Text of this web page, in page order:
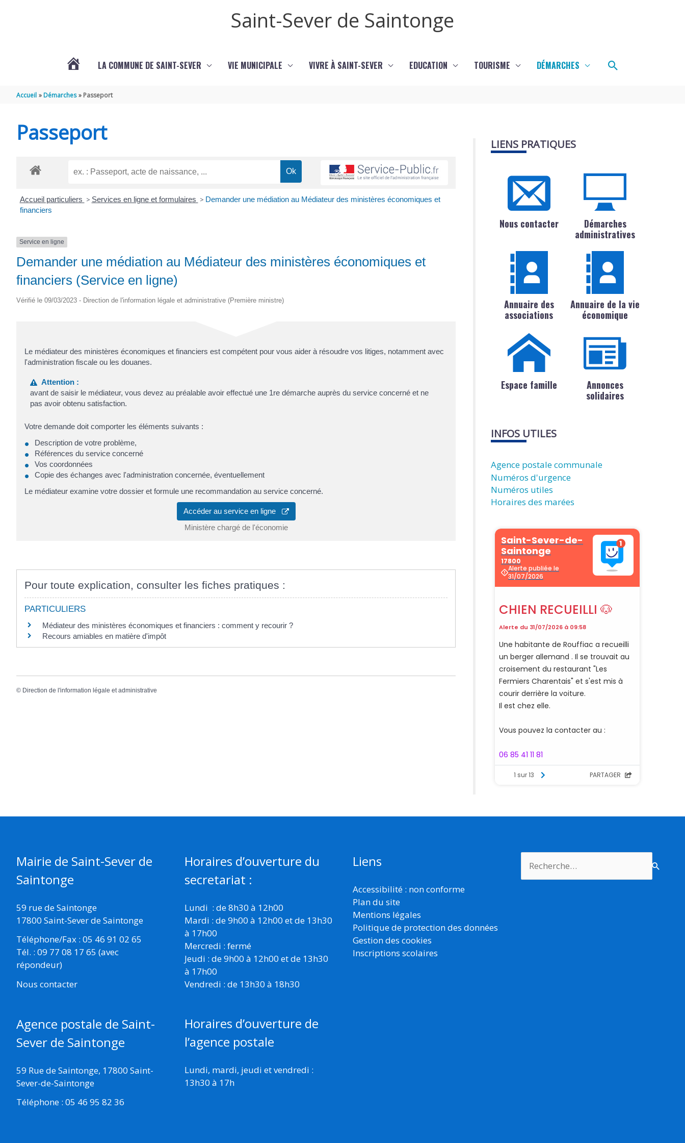
Saint-Sever de Saintonge
SAINT-
SAINTONGE
LA COMMUNE DE SAINT-SEVER VIE MUNICIPALE VIVRE À SAINT-SEVER EDUCATION TOURISME DÉMARCHES Rechercher
Accueil Démarches Passeport
Passeport
Accueil particuliers > Services en ligne et formulaires > Demander une médiation au Médiateur des ministères économiques et
financiers
Service en ligne
Demander une médiation au Médiateur des ministères économiques et
financiers (Service en ligne)
Vérifié le 09/03/2023 - Direction de l'information légale et administrative (Première ministre)
Le médiateur des ministères économiques et financiers est compétent pour vous aider à résoudre vos litiges, notamment avec
l'administration fiscale ou les douanes.
Attention :
avant de saisir le médiateur, vous devez au préalable avoir effectué une 1re démarche auprès du service concerné et ne
pas avoir obtenu satisfaction.
Votre demande doit comporter les éléments suivants :
Description de votre problème,
Références du service concerné
Vos coordonnées
Copie des échanges avec l'administration concernée, éventuellement
Le médiateur examine votre dossier et formule une recommandation au service concerné.
Accéder au service en ligne
Ministère chargé de l'économie
Pour toute explication, consulter les fiches pratiques :
PARTICULIERS
Médiateur des ministères économiques et financiers : comment y recourir ?
Recours amiables en matière d'impôt
© Direction de l'information légale et administrative
LIENS PRATIQUES
Nous contacter
Démarches
administratives
Annuaire des
associations
Annuaire de la vie
économique
Espace famille
Annonces
solidaires
INFOS UTILES
Agence postale communale
Numéros d'urgence
Numéros utiles
Horaires des marées
Mairie de Saint-Sever de
Saintonge
59 rue de Saintonge
17800 Saint-Sever de Saintonge
Téléphone/Fax : 05 46 91 02 65
Tél. : 09 77 08 17 65 (avec
répondeur)
Nous contacter
Agence postale de Saint-
Sever de Saintonge
59 Rue de Saintonge, 17800 Saint-
Sever-de-Saintonge
Téléphone : 05 46 95 82 36
Horaires d’ouverture du
secretariat :
Lundi : de 8h30 à 12h00
Mardi : de 9h00 à 12h00 et de 13h30
à 17h00
Mercredi : fermé
Jeudi : de 9h00 à 12h00 et de 13h30
à 17h00
Vendredi : de 13h30 à 18h30
Horaires d’ouverture de
l’agence postale
Lundi, mardi, jeudi et vendredi :
13h30 à 17h
Liens
Accessibilité : non conforme
Plan du site
Mentions légales
Politique de protection des données
Gestion des cookies
Inscriptions scolaires